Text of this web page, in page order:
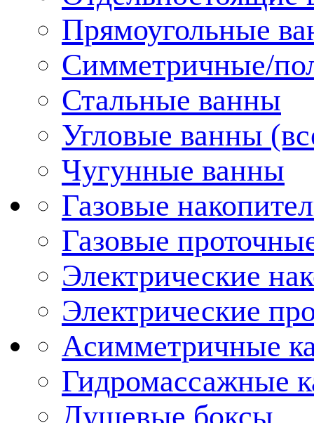
Прямоугольные
Симметричные/
Стальные ванны
Угловые ванны
Чугунные ванны
Газовые
Газовые
Электрические
Электрические
Асимметричные
Гидромассажные
Душевые боксы